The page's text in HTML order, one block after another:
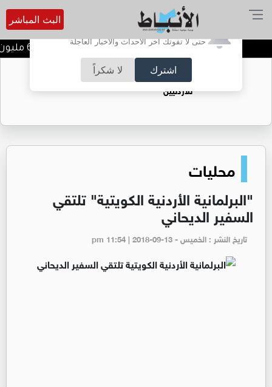
أترغب في تفعيل الإشعارات؟
حتى لا تفوتك آخر الأحداث والأخبار العاجلة
اشترك لا شكراً
البث المباشر
مصفاة البترول تحقق 62.1 مليون دينار أرباحا صافية في النصف الأول من 2026
حقل الريشة حين يتحول الغاز إلى فرص عمل
للأردنيين
محليات
"البرلمانية الأردنية الكويتية" تلتقي
السفير الديحاني
تاريخ النشر : الخميس - pm 11:54 | 2018-09-13